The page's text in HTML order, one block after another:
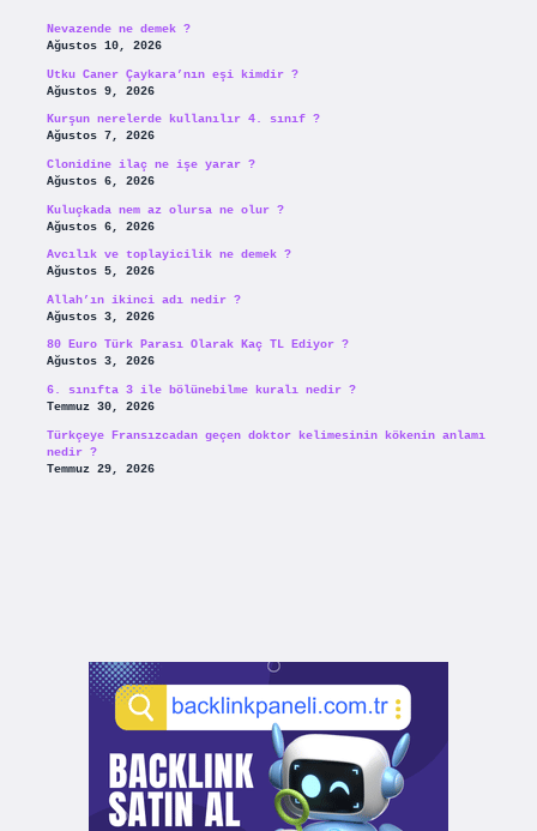
Nevazende ne demek ?
Ağustos 10, 2026
Utku Caner Çaykara’nın eşi kimdir ?
Ağustos 9, 2026
Kurşun nerelerde kullanılır 4. sınıf ?
Ağustos 7, 2026
Clonidine ilaç ne işe yarar ?
Ağustos 6, 2026
Kuluçkada nem az olursa ne olur ?
Ağustos 6, 2026
Avcılık ve toplayicilik ne demek ?
Ağustos 5, 2026
Allah’ın ikinci adı nedir ?
Ağustos 3, 2026
80 Euro Türk Parası Olarak Kaç TL Ediyor ?
Ağustos 3, 2026
6. sınıfta 3 ile bölünebilme kuralı nedir ?
Temmuz 30, 2026
Türkçeye Fransızcadan geçen doktor kelimesinin kökenin anlamı
nedir ?
Temmuz 29, 2026